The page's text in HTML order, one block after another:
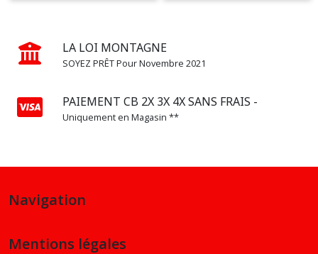
LA LOI MONTAGNE
SOYEZ PRÊT Pour Novembre 2021
PAIEMENT CB 2X 3X 4X SANS FRAIS -
Uniquement en Magasin **
Navigation
Mentions légales